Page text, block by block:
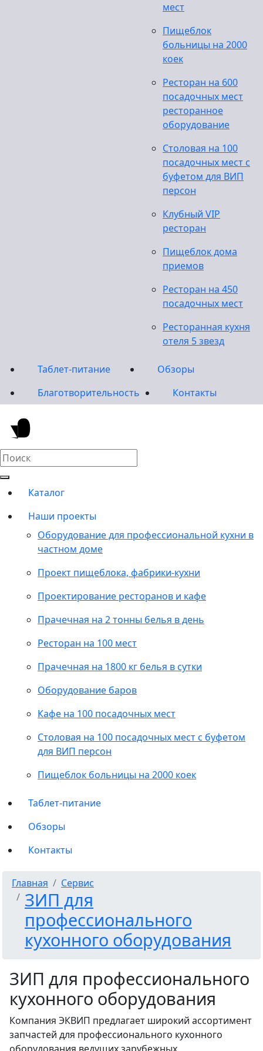
мест
Пищеблок
больницы на 2000
коек
Ресторан на 600
посадочных мест
ресторанное
оборудование
Столовая на 100
посадочных мест с
буфетом для ВИП
персон
Клубный VIP
ресторан
Пищеблок дома
приемов
Ресторан на 450
посадочных мест
Ресторанная кухня
отеля 5 звезд
Таблет-питание
Обзоры
Благотворительность
Контакты
Каталог
Наши проекты
Оборудование для профессиональной кухни в
частном доме
Проект пищеблока, фабрики-кухни
Проектирование ресторанов и кафе
Прачечная на 2 тонны белья в день
Ресторан на 100 мест
Прачечная на 1800 кг белья в сутки
Оборудование баров
Кафе на 100 посадочных мест
Столовая на 100 посадочных мест с буфетом
для ВИП персон
Пищеблок больницы на 2000 коек
Таблет-питание
Обзоры
Контакты
Главная Сервис
ЗИП для
профессионального
кухонного оборудования
ЗИП для профессионального
кухонного оборудования
Компания ЭКВИП предлагает широкий ассортимент
запчастей для профессионального кухонного